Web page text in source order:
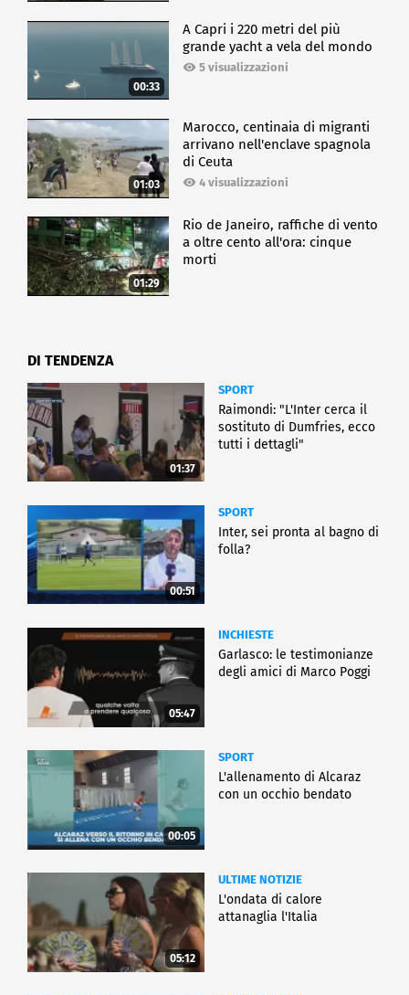
00:33
A Capri i 220 metri del più
grande yacht a vela del mondo
5 visualizzazioni
01:03
Marocco, centinaia di migranti
arrivano nell'enclave spagnola
di Ceuta
4 visualizzazioni
01:29
Rio de Janeiro, raffiche di vento
a oltre cento all'ora: cinque
morti
DI TENDENZA
01:37
SPORT
Raimondi: "L'Inter cerca il
sostituto di Dumfries, ecco
tutti i dettagli"
00:51
SPORT
Inter, sei pronta al bagno di
folla?
05:47
INCHIESTE
Garlasco: le testimonianze
degli amici di Marco Poggi
00:05
SPORT
L'allenamento di Alcaraz
con un occhio bendato
05:12
ULTIME NOTIZIE
L'ondata di calore
attanaglia l'Italia